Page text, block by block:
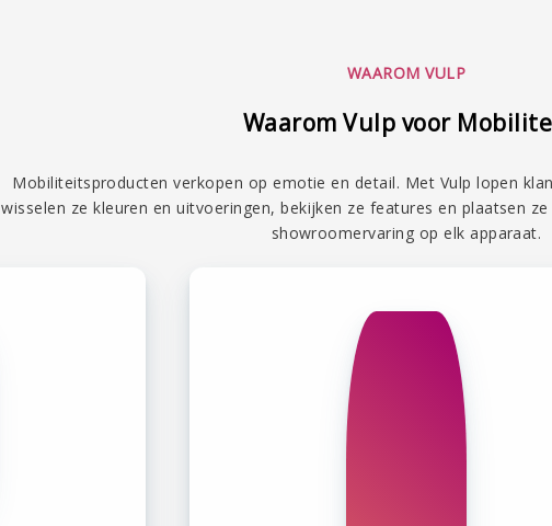
WAAROM VULP
Waarom Vulp voor
Mobiliteitsproducten verkopen op emotie en detail. Met Vulp lopen
wisselen ze kleuren en uitvoeringen, bekijken ze features en plaatsen
showroomervaring op elk apparaat.